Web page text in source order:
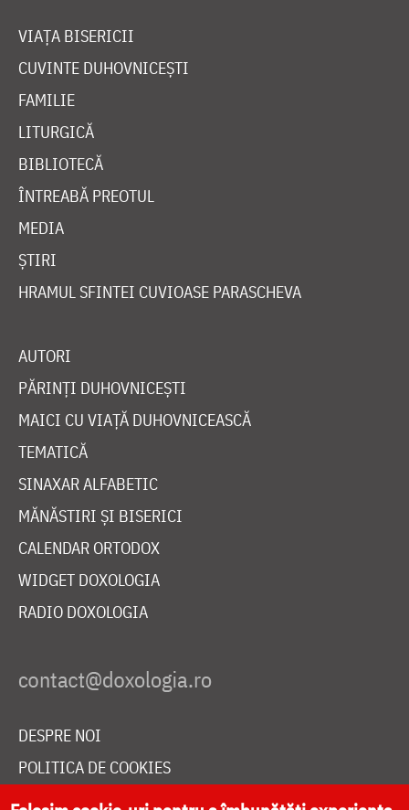
VIAȚA BISERICII
CUVINTE DUHOVNICEȘTI
FAMILIE
LITURGICĂ
BIBLIOTECĂ
ÎNTREABĂ PREOTUL
MEDIA
ȘTIRI
HRAMUL SFINTEI CUVIOASE PARASCHEVA
AUTORI
PĂRINȚI DUHOVNICEȘTI
MAICI CU VIAȚĂ DUHOVNICEASCĂ
TEMATICĂ
SINAXAR ALFABETIC
MĂNĂSTIRI ȘI BISERICI
CALENDAR ORTODOX
WIDGET DOXOLOGIA
RADIO DOXOLOGIA
DESPRE NOI
POLITICA DE COOKIES
DONEAZĂ ONLINE PENTRU CATEDRALA NAȚIONALĂ